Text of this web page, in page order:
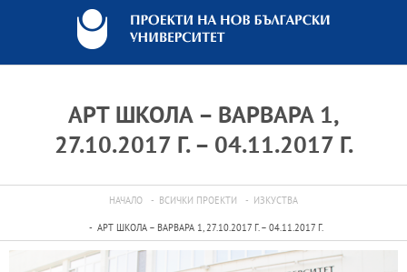
АРТ ШКОЛА – ВАРВАРА 1,
27.10.2017 Г. – 04.11.2017 Г.
НАЧАЛО ВСИЧКИ ПРОЕКТИ ИЗКУСТВА
АРТ ШКОЛА – ВАРВАРА 1, 27.10.2017 Г. – 04.11.2017 Г.